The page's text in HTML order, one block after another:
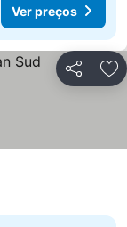
Ver preços
Partilhar